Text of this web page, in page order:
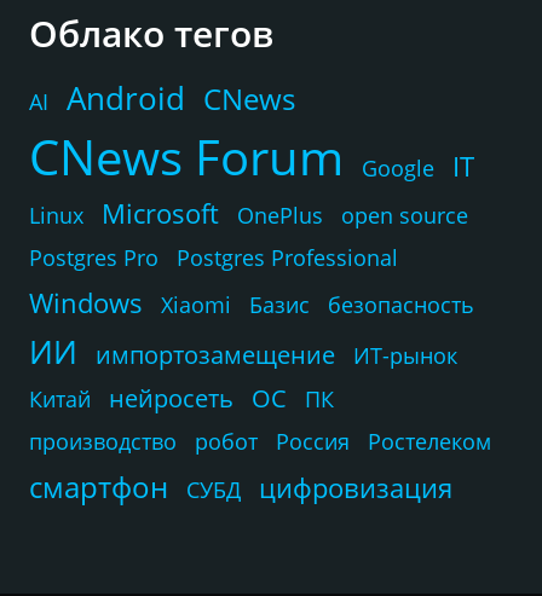
Облако тегов
AI Android CNews
CNews Forum Google IT
Linux Microsoft OnePlus
open source
Postgres Pro
Postgres Professional
Windows Xiaomi Базис безопасность
ИИ импортозамещение
ИТ-рынок
Китай
нейросеть ОС
ПК
производство
робот Россия Ростелеком
смартфон СУБД цифровизация